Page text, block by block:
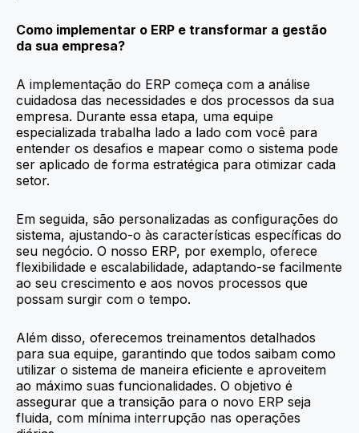
Como implementar o ERP e transformar a gestão
da sua empresa?
A implementação do ERP começa com a análise
cuidadosa das necessidades e dos processos da sua
empresa. Durante essa etapa, uma equipe
especializada trabalha lado a lado com você para
entender os desafios e mapear como o sistema pode
ser aplicado de forma estratégica para otimizar cada
setor.
Em seguida, são personalizadas as configurações do
sistema, ajustando-o às características específicas do
seu negócio. O nosso ERP, por exemplo, oferece
flexibilidade e escalabilidade, adaptando-se facilmente
ao seu crescimento e aos novos processos que
possam surgir com o tempo.
Além disso, oferecemos treinamentos detalhados
para sua equipe, garantindo que todos saibam como
utilizar o sistema de maneira eficiente e aproveitem
ao máximo suas funcionalidades. O objetivo é
assegurar que a transição para o novo ERP seja
fluida, com mínima interrupção nas operações